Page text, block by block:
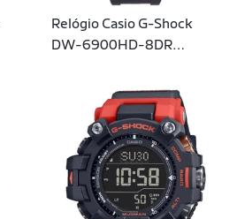
Relógio Casio G-Shock
DW-6900HD-8DR